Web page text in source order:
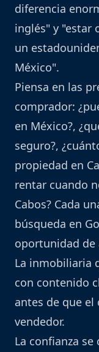
diferencia
inglés" y "estar
un
México".
Piensa en las
comprador:
en México?,
seguro?,
propiedad en
rentar cuando
Cabos? Cada
búsqueda en
oportunidad de
La inmobiliaria
con contenido
antes de que
vendedor.
La confianza